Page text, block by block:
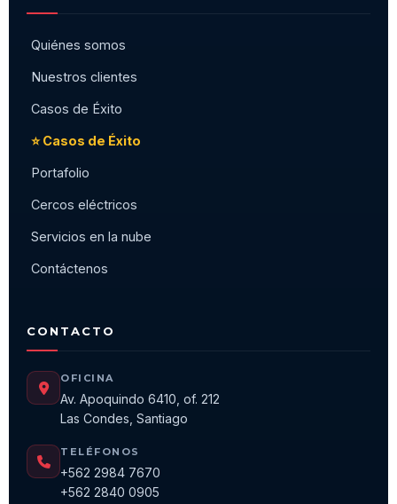
Quiénes somos
Nuestros clientes
Casos de Éxito
⭐ Casos de Éxito
Portafolio
Cercos eléctricos
Servicios en la nube
Contáctenos
CONTACTO
OFICINA
Av. Apoquindo 6410, of. 212
Las Condes, Santiago
TELÉFONOS
+562 2984 7670
+562 2840 0905